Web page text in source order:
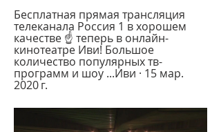
Бесплатная прямая трансляция
телеканала Россия 1 в хорошем
качестве ☝ теперь в онлайн-
кинотеатре Иви! Большое
количество популярных тв-
программ и шоу ...Иви · 15 мар.
2020 г.